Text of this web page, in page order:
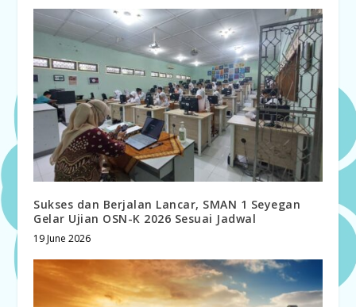
Sukses dan Berjalan Lancar, SMAN 1 Seyegan
Gelar Ujian OSN-K 2026 Sesuai Jadwal
19 June 2026